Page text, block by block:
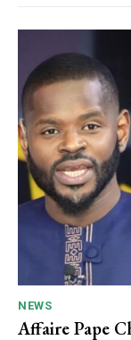
NEWS
Affaire Pape